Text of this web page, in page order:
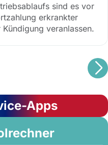
sind es vor
erkrankter
veranlassen.
Apps